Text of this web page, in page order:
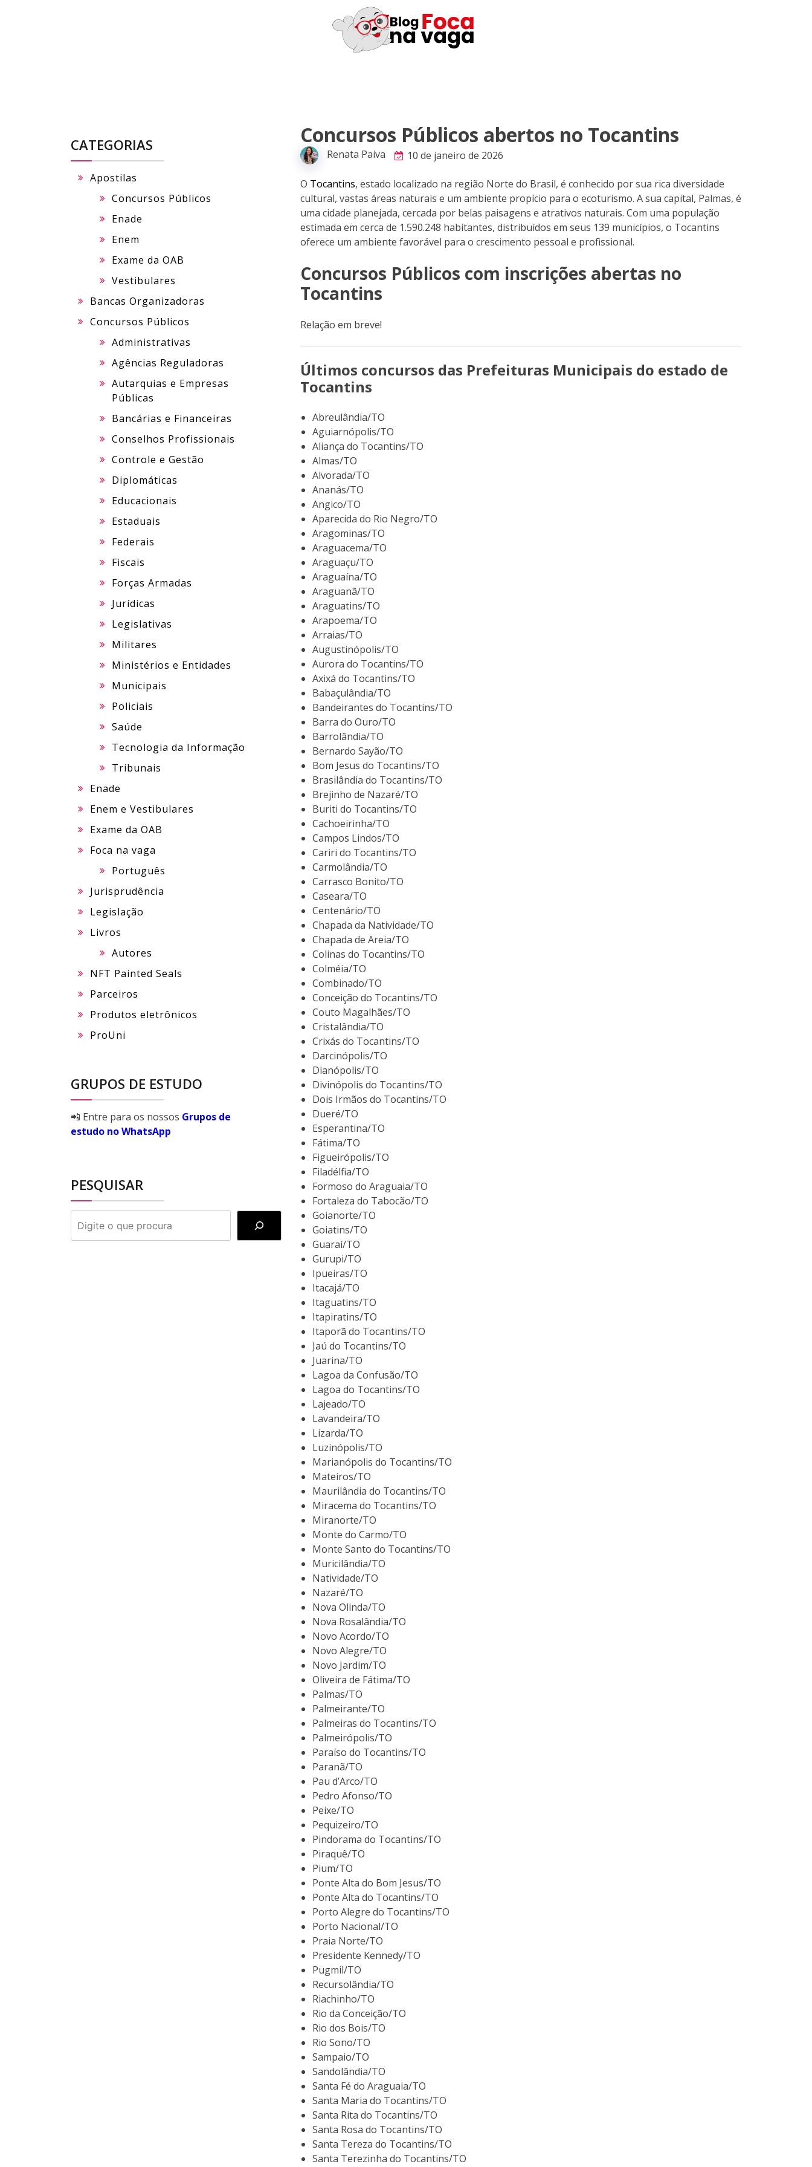
Concursos Públicos abertos no Tocantins
Renata Paiva 10 de janeiro de 2026
O Tocantins, estado localizado na região Norte do Brasil, é conhecido por sua rica diversidade
cultural, vastas áreas naturais e um ambiente propício para o ecoturismo. A sua capital, Palmas, é
uma cidade planejada, cercada por belas paisagens e atrativos naturais. Com uma população
estimada em cerca de 1.590.248 habitantes, distribuídos em seus 139 municípios, o Tocantins
oferece um ambiente favorável para o crescimento pessoal e profissional.
Concursos Públicos com inscrições abertas no
Tocantins
Relação em breve!
Últimos concursos das Prefeituras Municipais do estado de
Tocantins
Abreulândia/TO
Aguiarnópolis/TO
Aliança do Tocantins/TO
Almas/TO
Alvorada/TO
Ananás/TO
Angico/TO
Aparecida do Rio Negro/TO
Aragominas/TO
Araguacema/TO
Araguaçu/TO
Araguaína/TO
Araguanã/TO
Araguatins/TO
Arapoema/TO
Arraias/TO
Augustinópolis/TO
Aurora do Tocantins/TO
Axixá do Tocantins/TO
Babaçulândia/TO
Bandeirantes do Tocantins/TO
Barra do Ouro/TO
Barrolândia/TO
Bernardo Sayão/TO
Bom Jesus do Tocantins/TO
Brasilândia do Tocantins/TO
Brejinho de Nazaré/TO
Buriti do Tocantins/TO
Cachoeirinha/TO
Campos Lindos/TO
Cariri do Tocantins/TO
Carmolândia/TO
Carrasco Bonito/TO
Caseara/TO
Centenário/TO
Chapada da Natividade/TO
Chapada de Areia/TO
Colinas do Tocantins/TO
Colméia/TO
Combinado/TO
Conceição do Tocantins/TO
Couto Magalhães/TO
Cristalândia/TO
Crixás do Tocantins/TO
Darcinópolis/TO
Dianópolis/TO
Divinópolis do Tocantins/TO
Dois Irmãos do Tocantins/TO
Dueré/TO
Esperantina/TO
Fátima/TO
Figueirópolis/TO
Filadélfia/TO
Formoso do Araguaia/TO
Fortaleza do Tabocão/TO
Goianorte/TO
Goiatins/TO
Guaraí/TO
Gurupi/TO
Ipueiras/TO
Itacajá/TO
Itaguatins/TO
Itapiratins/TO
Itaporã do Tocantins/TO
Jaú do Tocantins/TO
Juarina/TO
Lagoa da Confusão/TO
Lagoa do Tocantins/TO
Lajeado/TO
Lavandeira/TO
Lizarda/TO
Luzinópolis/TO
Marianópolis do Tocantins/TO
Mateiros/TO
Maurilândia do Tocantins/TO
Miracema do Tocantins/TO
Miranorte/TO
Monte do Carmo/TO
Monte Santo do Tocantins/TO
Muricilândia/TO
Natividade/TO
Nazaré/TO
Nova Olinda/TO
Nova Rosalândia/TO
Novo Acordo/TO
Novo Alegre/TO
Novo Jardim/TO
Oliveira de Fátima/TO
Palmas/TO
Palmeirante/TO
Palmeiras do Tocantins/TO
Palmeirópolis/TO
Paraíso do Tocantins/TO
Paranã/TO
Pau d’Arco/TO
Pedro Afonso/TO
Peixe/TO
Pequizeiro/TO
Pindorama do Tocantins/TO
Piraquê/TO
Pium/TO
Ponte Alta do Bom Jesus/TO
Ponte Alta do Tocantins/TO
Porto Alegre do Tocantins/TO
Porto Nacional/TO
Praia Norte/TO
Presidente Kennedy/TO
Pugmil/TO
Recursolândia/TO
Riachinho/TO
Rio da Conceição/TO
Rio dos Bois/TO
Rio Sono/TO
Sampaio/TO
Sandolândia/TO
Santa Fé do Araguaia/TO
Santa Maria do Tocantins/TO
Santa Rita do Tocantins/TO
Santa Rosa do Tocantins/TO
Santa Tereza do Tocantins/TO
Santa Terezinha do Tocantins/TO
CATEGORIAS
Apostilas
Concursos Públicos
Enade
Enem
Exame da OAB
Vestibulares
Bancas Organizadoras
Concursos Públicos
Administrativas
Agências Reguladoras
Autarquias e Empresas
Públicas
Bancárias e Financeiras
Conselhos Profissionais
Controle e Gestão
Diplomáticas
Educacionais
Estaduais
Federais
Fiscais
Forças Armadas
Jurídicas
Legislativas
Militares
Ministérios e Entidades
Municipais
Policiais
Saúde
Tecnologia da Informação
Tribunais
Enade
Enem e Vestibulares
Exame da OAB
Foca na vaga
Português
Jurisprudência
Legislação
Livros
Autores
NFT Painted Seals
Parceiros
Produtos eletrônicos
ProUni
GRUPOS DE ESTUDO
📲 Entre para os nossos Grupos de
estudo no WhatsApp
PESQUISAR
PESQUISAR